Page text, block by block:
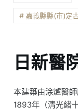
# 嘉義縣縣(市)定
日新醫
本建築由涂爐醫
1893年（清光緒